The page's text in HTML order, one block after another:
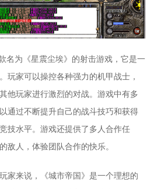
名为《星震尘埃》的射击游戏，它是一
玩家可以操控各种强力的机甲战士，
他玩家进行激烈的对战。游戏中有多
通过不断提升自己的战斗技巧和获得
技水平。游戏还提供了多人合作任
敌人，体验团队合作的快乐。
家来说，《城市帝国》是一个理想的